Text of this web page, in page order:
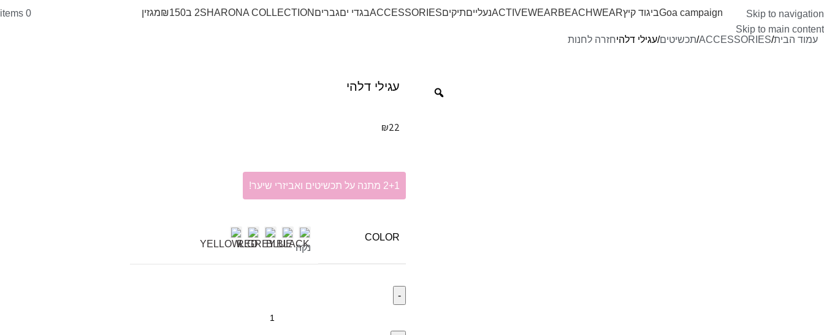
Skip to navigation
Skip to main content
Goa campaignביגוד קיץBEACHWEAR
ACTIVEWEARנעלייםתיקיםACCESSORIESבגדי יםגברים SHARONA COLLECTION2 ב₪150 מגזין 0
items
עמוד הבית ACCESSORIES תכשיטים עגילי דלהיחזרה לחנות
עגילי דלהי
₪22
2+1 מתנה על תכשיטים ואביזרי שיער!
COLOR
נקה